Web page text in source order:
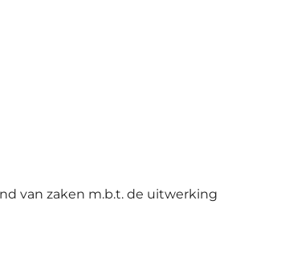
van zaken m.b.t. de uitwerking